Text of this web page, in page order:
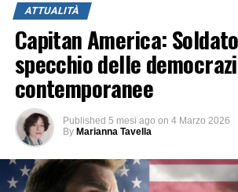
ATTUALITÀ
Capitan America:
specchio delle
contemporanee
Published 5 mesi ago on 4 Marzo 2026
By Marianna Tavella